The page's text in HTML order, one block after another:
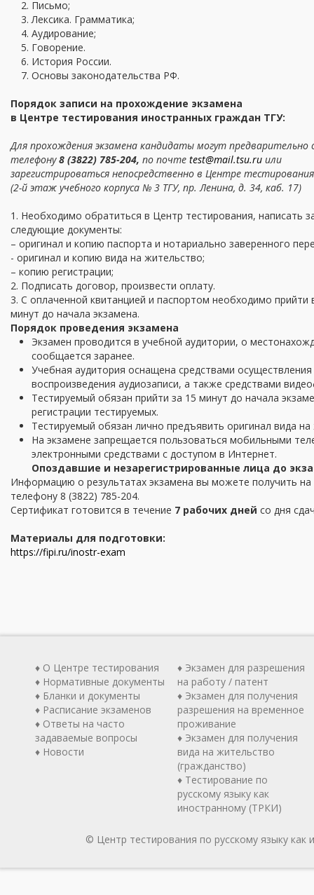
Письмо;
Лексика. Грамматика;
Аудирование;
Говорение.
История России.
Основы законодательства РФ.
Порядок записи на прохождение экзамена
в Центре тестирования иностранных граждан ТГУ:
Для прохождения экзамена кандидаты могут предварительно
телефону8 (3822) 785-204, по почте test@mail.tsu.ru или
зарегистрироваться непосредственно в Центре тестирования
(2-й этаж учебного корпуса № 3 ТГУ, пр. Ленина, д. 34, каб. 17)
1. Необходимо обратиться в Центр тестирования, написать
следующие документы:
– оригинал и копию паспорта и нотариально заверенного
- оригинал и копию вида на жительство;
– копию регистрации;
2. Подписать договор, произвести оплату.
3. С оплаченной квитанцией и паспортом необходимо прийти
минут до начала экзамена.
Порядок проведения экзамена
Экзамен проводится в учебной аудитории, о
сообщается заранее.
Учебная аудитория оснащена средствами
воспроизведения аудиозаписи, а также средствами
Тестируемый обязан прийти за 15 минут до начала
регистрации тестируемых.
Тестируемый обязан лично предъявить оригинал вида
На экзамене запрещается пользоваться мобильными
электронными средствами с доступом в Интернет.
Опоздавшие и незарегистрированные лица до
Информацию о результатах экзамена вы можете получить
телефону 8 (3822) 785-204.
Сертификат готовится в течение 7 рабочих дней со дня
Материалы для подготовки:
https://fipi.ru/inostr-exam
♦ О Центре тестирования
♦ Нормативные документы
♦ Бланки и документы
♦ Расписание экзаменов
♦ Ответы на часто
задаваемые вопросы
♦ Новости
♦ Экзамен для разрешения
на работу / патент
♦ Экзамен для получения
разрешения на временное
проживание
♦ Экзамен для получения
вида на жительство
(гражданство)
♦ Тестирование по
русскому языку как
иностранному (ТРКИ)
© Центр тестирования по русскому языку как